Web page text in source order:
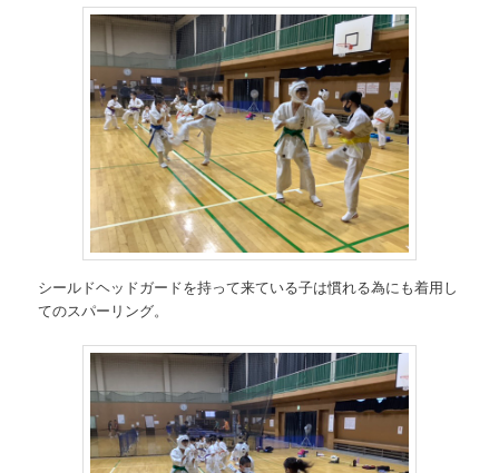
シールドヘッドガードを持って来ている子は慣れる為にも着用し
てのスパーリング。